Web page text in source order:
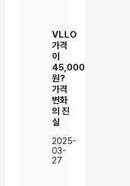
VLLO
가격
이
45,000
원?
가격
변화
의 진
실
2025-
03-
27